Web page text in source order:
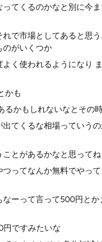
てくるのかなと別に今
で市場としてあると思
のがいくつか
く使われるようになり
かも
るかもしれないなとその
てくるな相場っていう
とがあるかなと思って
ってなんか無料でやっ
ーって言って500円と
ですみたいな